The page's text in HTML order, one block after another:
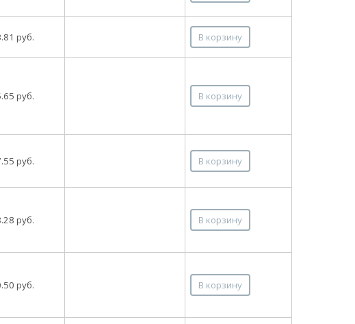
руб. В корзину
руб. В корзину
руб. В корзину
руб. В корзину
руб. В корзину